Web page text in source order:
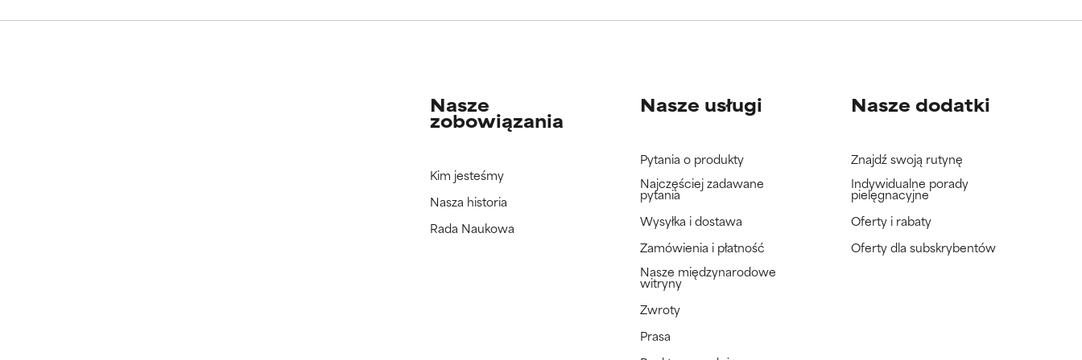
Nie oceniliśmy jeszcze tego składnika, ponieważ nie mieliśmy okazji przeanalizować badań na
Nie oceniliśmy jeszcze tego składnika, ponieważ nie mieliśmy okazji przeanalizować badań na
Nasze
zobowiązania
Kim jesteśmy
Nasza historia
Rada Naukowa
Nasze usługi
Pytania o produkty
Najczęściej zadawane
pytania
Wysyłka i dostawa
Zamówienia i płatność
Nasze międzynarodowe
witryny
Zwroty
Prasa
Nasze dodatki
Znajdź swoją rutynę
Indywidualne porady
pielęgnacyjne
Oferty i rabaty
Oferty dla subskrybentów